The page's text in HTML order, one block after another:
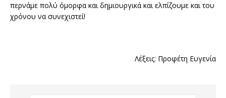
περνάμε πολύ όμορφα και δημιουργικά και ελπίζουμε και του
χρόνου να συνεχιστεί!
Λέξεις: Προφέτη Ευγενία